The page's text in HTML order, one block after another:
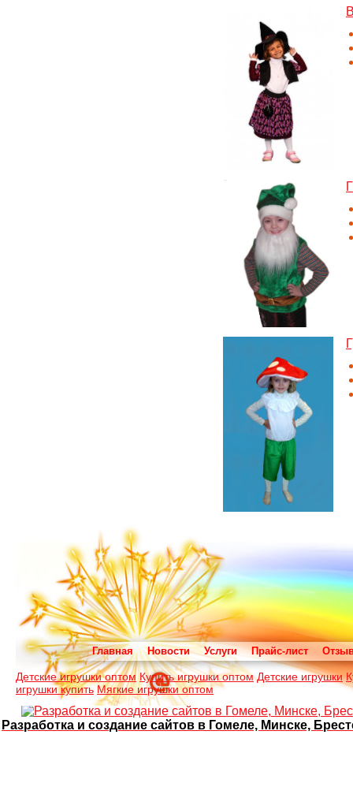
Главная Новости Услуги Прайс-лист
Детские игрушки оптом Купить игрушки оптом Детские игрушки
игрушки купить Мягкие игрушки оптом
Разработка и создание сайтов в Гомеле, Минске,